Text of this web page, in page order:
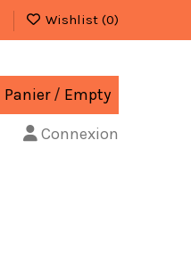
Wishlist (0)
Panier / Empty
Connexion